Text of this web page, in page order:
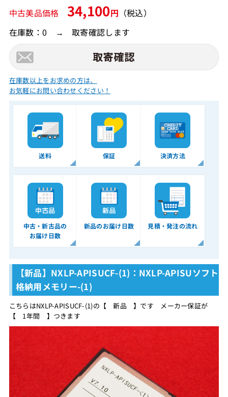
中古美品価格 34,100円 （税込）
在庫数：0 → 取寄確認します
在庫数以上をお求めの方は、
お気軽にお問い合わせください！
送料 保証 決済方法
中古・新古品の
お届け日数
新品のお届け日数 見積・発注の流れ
【新品】NXLP-APISUCF-(1)：NXLP-APISUソフト
格納用メモリー-(1)
こちらはNXLP-APISUCF-(1)の【 新品 】です メーカー保証が
【 1年間 】つきます